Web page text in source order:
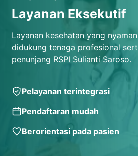
Layanan Eksekutif
Layanan kesehatan yang
didukung tenaga profesional
penunjang RSPI Sulianti Saroso.
Pelayanan terintegrasi
Pendaftaran mudah
Berorientasi pada pasien